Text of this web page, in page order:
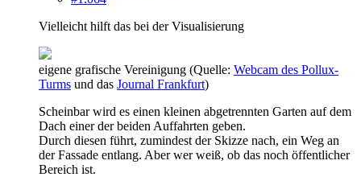
Vielleicht hilft das bei der Visualisierung
eigene grafische Vereinigung (Quelle: Webcam des Pollux-
Turms und das Journal Frankfurt)
Scheinbar wird es einen kleinen abgetrennten Garten auf dem
Dach einer der beiden Auffahrten geben.
Durch diesen führt, zumindest der Skizze nach, ein Weg an
der Fassade entlang. Aber wer weiß, ob das noch öffentlicher
Bereich ist.